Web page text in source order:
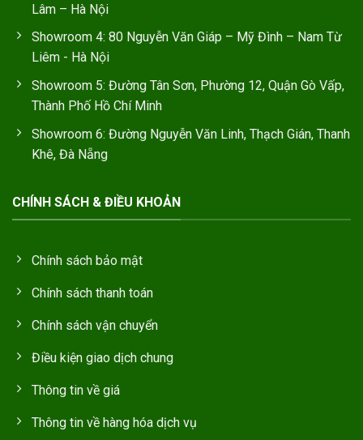
Lâm – Hà Nội
Showroom 4: 80 Nguyễn Văn Giáp – Mỹ Đình – Nam Từ
Liêm - Hà Nội
Showroom 5: Đường Tân Sơn, Phường 12, Quận Gò Vấp,
Thành Phố Hồ Chí Minh
Showroom 6: Đường Nguyễn Văn Linh, Thạch Gián, Thanh
Khê, Đà Nẵng
CHÍNH SÁCH & ĐIỀU KHOẢN
Chính sách bảo mật
Chính sách thanh toán
Chính sách vận chuyển
Điều kiện giao dịch chung
Thông tin về giá
Thông tin về hàng hóa dịch vụ